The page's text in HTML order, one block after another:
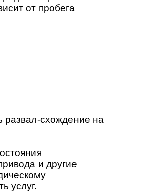
от пробега
развал-схождение на
и другие
услуг.